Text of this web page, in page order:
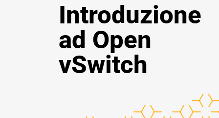
Introduzione
ad Open
vSwitch